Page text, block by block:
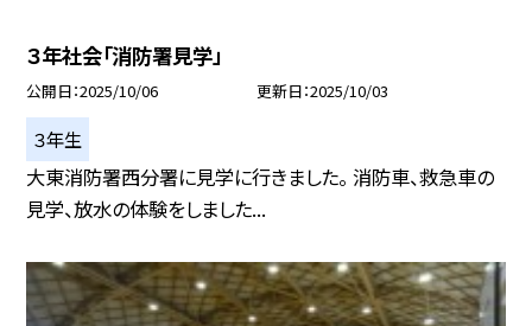
３年社会「消防署見学」
公開日 2025/10/06 更新日 2025/10/03
３年生
大東消防署西分署に見学に行きました。 消防車、救急車の
見学、放水の体験をしました...